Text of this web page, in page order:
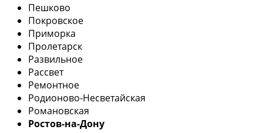
Пешково
Покровское
Приморка
Пролетарск
Развильное
Рассвет
Ремонтное
Родионово-Несветайская
Романовская
Ростов-на-Дону